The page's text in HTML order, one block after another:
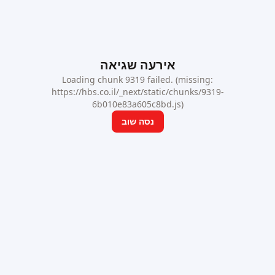
אירעה שגיאה
Loading chunk 9319 failed. (missing:
https://hbs.co.il/_next/static/chunks/9319-
6b010e83a605c8bd.js)